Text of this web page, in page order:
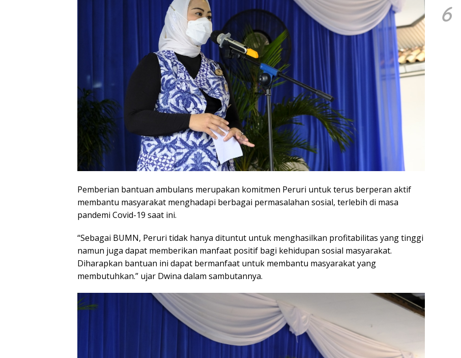
Pemberian bantuan ambulans merupakan komitmen Peruri untuk terus berperan aktif
membantu masyarakat menghadapi berbagai permasalahan sosial, terlebih di masa
pandemi Covid-19 saat ini.
“Sebagai BUMN, Peruri tidak hanya dituntut untuk menghasilkan profitabilitas yang tinggi
namun juga dapat memberikan manfaat positif bagi kehidupan sosial masyarakat.
Diharapkan bantuan ini dapat bermanfaat untuk membantu masyarakat yang
membutuhkan.” ujar Dwina dalam sambutannya.
6